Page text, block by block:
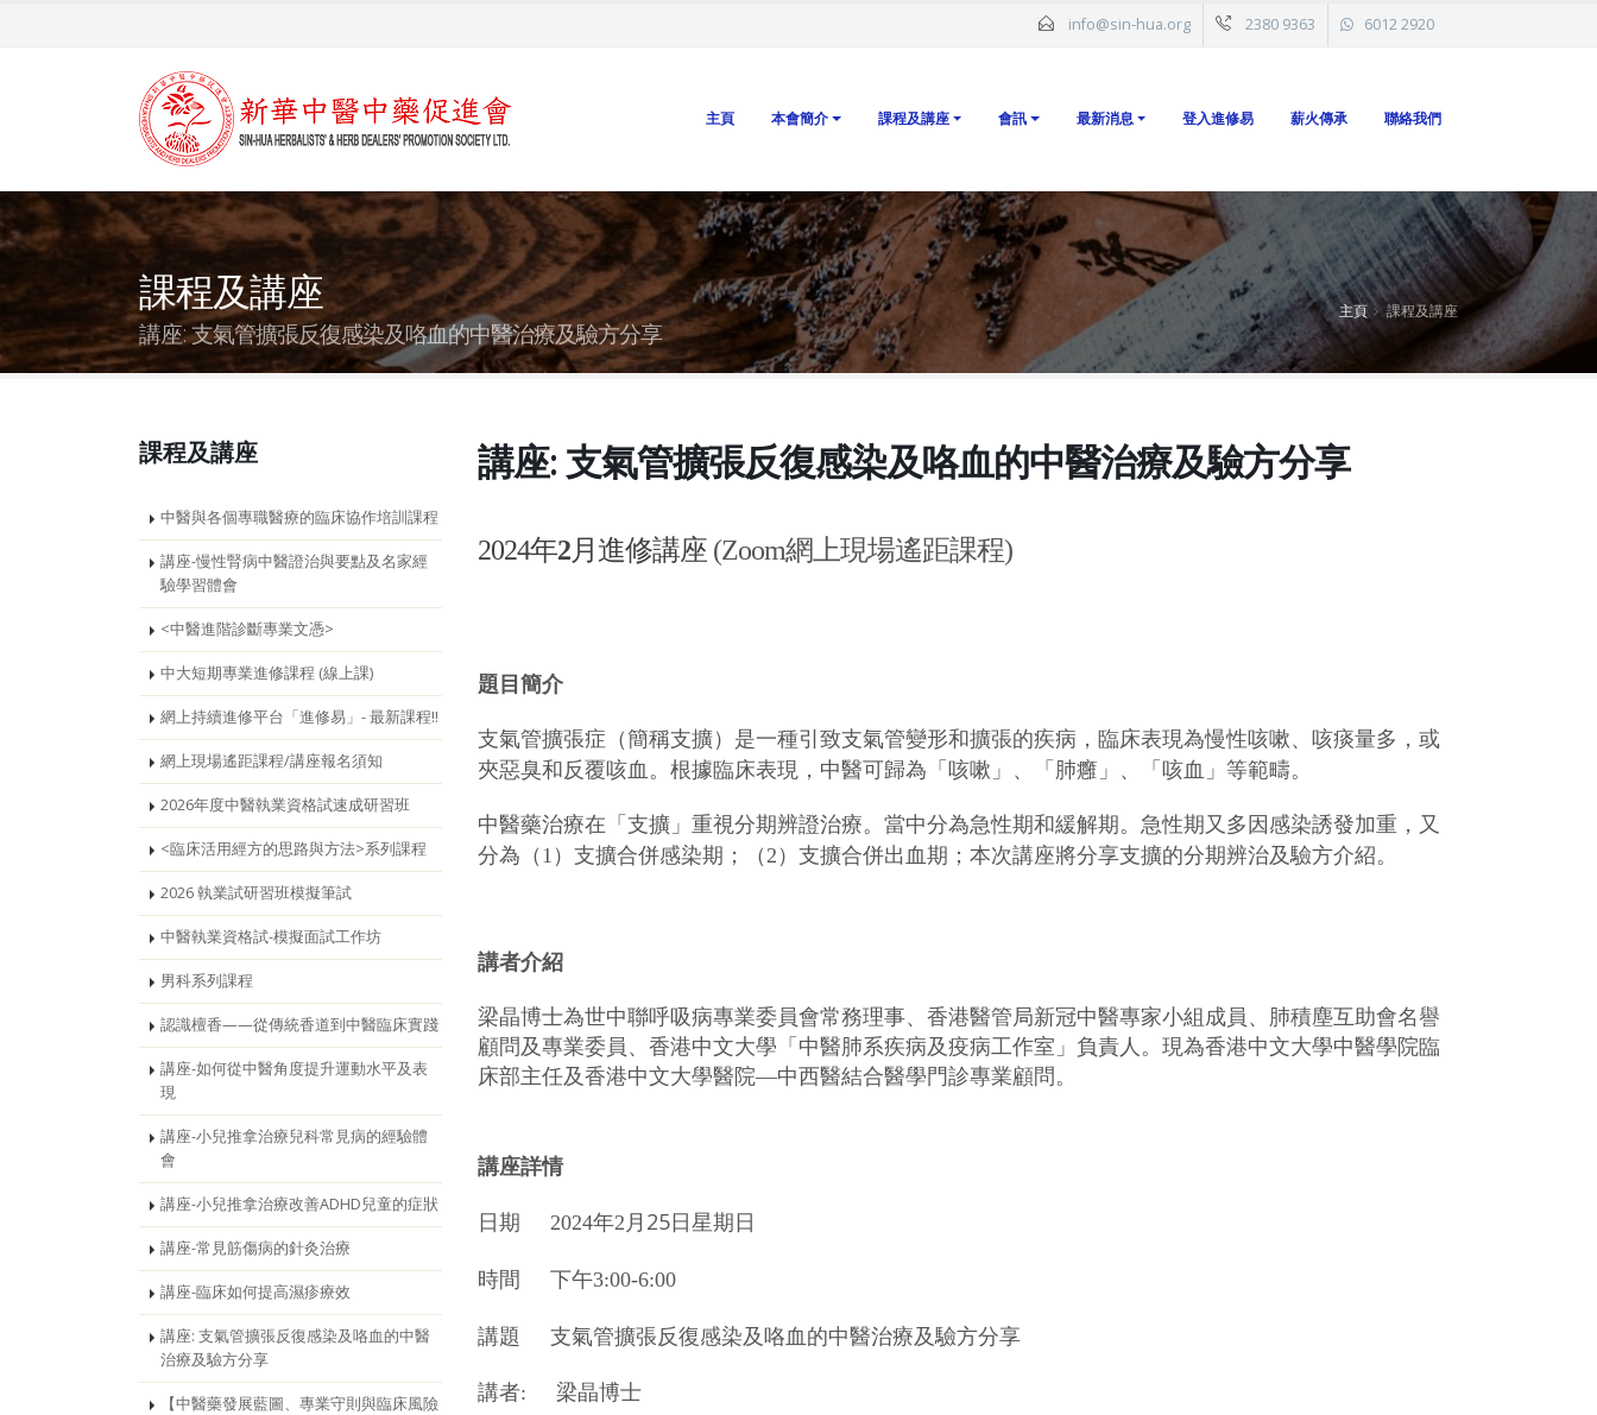
info@sin-hua.org 2380 9363 6012 2920
主頁 本會簡介 課程及講座 會訊 最新消息 登入進修易 薪火傳承 聯絡我們
課程及講座
講座: 支氣管擴張反復感染及咯血的中醫治療及驗方分享
主頁 課程及講座
課程及講座
中醫與各個專職醫療的臨床協作培訓課程
講座-慢性腎病中醫證治與要點及名家經
驗學習體會
<中醫進階診斷專業文憑>
中大短期專業進修課程 (線上課)
網上持續進修平台「進修易」- 最新課程!!
網上現場遙距課程/講座報名須知
2026年度中醫執業資格試速成研習班
<臨床活用經方的思路與方法>系列課程
2026 執業試研習班模擬筆試
中醫執業資格試-模擬面試工作坊
男科系列課程
認識檀香——從傳統香道到中醫臨床實踐
講座-如何從中醫角度提升運動水平及表
現
講座-小兒推拿治療兒科常見病的經驗體
會
講座-小兒推拿治療改善ADHD兒童的症狀
講座-常見筋傷病的針灸治療
講座-臨床如何提高濕疹療效
講座: 支氣管擴張反復感染及咯血的中醫
治療及驗方分享
【中醫藥發展藍圖、專業守則與臨床風險
講座: 支氣管擴張反復感染及咯血的中醫治療及驗方分享
2024年2月進修講座 (Zoom網上現場遙距課程)
題目簡介
支氣管擴張症（簡稱支擴）是一種引致支氣管變形和擴張的疾病，臨床表現為慢性咳嗽、咳痰量多，或
夾惡臭和反覆咳血。根據臨床表現，中醫可歸為「咳嗽」、「肺癰」、「咳血」等範疇。
中醫藥治療在「支擴」重視分期辨證治療。當中分為急性期和緩解期。急性期又多因感染誘發加重，又
分為（1）支擴合併感染期；（2）支擴合併出血期；本次講座將分享支擴的分期辨治及驗方介紹。
講者介紹
梁晶博士為世中聯呼吸病專業委員會常務理事、香港醫管局新冠中醫專家小組 成員、肺積塵互助會名譽
顧問及專業委員、香港中文大學「中醫肺系疾病及疫病工作室」負責人。現為香港中文大學中醫學院臨
床部主任及香港中文大學醫院—中西醫結合醫學門診專業顧問。
講座詳情
日期 2024年2月 25日星期日
時間 下午3:00-6:00
講題 支氣管擴張反復感染及咯血的中醫治療及驗方分享
講者: 梁晶博士